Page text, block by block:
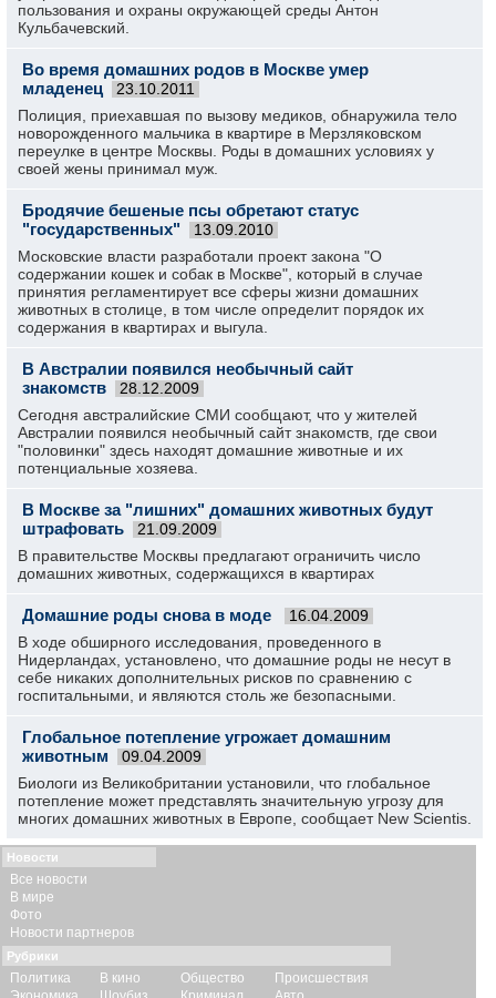
пользования и охраны окружающей среды Антон
Кульбачевский.
Во время домашних родов в Москве умер
младенец
23.10.2011
Полиция, приехавшая по вызову медиков, обнаружила тело
новорожденного мальчика в квартире в Мерзляковском
переулке в центре Москвы. Роды в домашних условиях у
своей жены принимал муж.
Бродячие бешеные псы обретают статус
"государственных"
13.09.2010
Московские власти разработали проект закона "О
содержании кошек и собак в Москве", который в случае
принятия регламентирует все сферы жизни домашних
животных в столице, в том числе определит порядок их
содержания в квартирах и выгула.
В Австралии появился необычный сайт
знакомств
28.12.2009
Сегодня австралийские СМИ сообщают, что у жителей
Австралии появился необычный сайт знакомств, где свои
"половинки" здесь находят домашние животные и их
потенциальные хозяева.
В Москве за "лишних" домашних животных будут
штрафовать
21.09.2009
В правительстве Москвы предлагают ограничить число
домашних животных, содержащихся в квартирах
Домашние роды снова в моде 16.04.2009
В ходе обширного исследования, проведенного в
Нидерландах, установлено, что домашние роды не несут в
себе никаких дополнительных рисков по сравнению с
госпитальными, и являются столь же безопасными.
Глобальное потепление угрожает домашним
животным
09.04.2009
Биологи из Великобритании установили, что глобальное
потепление может представлять значительную угрозу для
многих домашних животных в Европе, сообщает New Scientis.
Новости
Все новости
В мире
Фото
Новости партнеров
Рубрики
Политика
В кино
Общество
Происшествия